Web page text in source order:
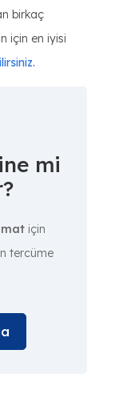
birkaç
için en iyisi
mi
için
tercüme